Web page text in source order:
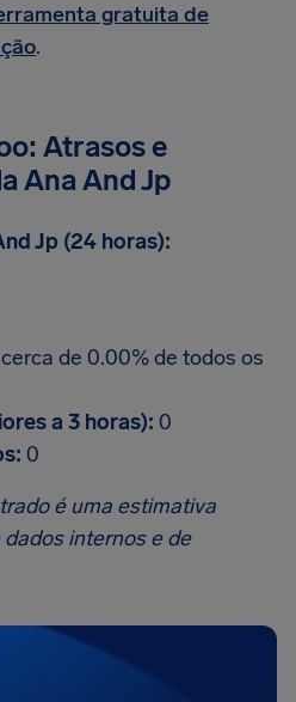
gratuita de
.
Atrasos e
Ana And Jp
Jp (24 horas):
cerca de 0.00% de todos os
a 3 horas): 0
0
é uma estimativa
internos e de